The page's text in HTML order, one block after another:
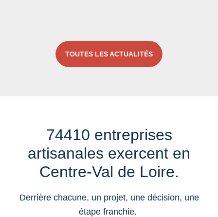
TOUTES LES ACTUALITÉS
74410 entreprises
artisanales exercent en
Centre-Val de Loire.
Derrière chacune, un projet, une décision, une
étape franchie.